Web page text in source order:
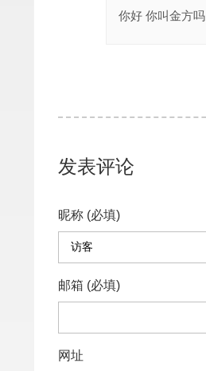
你好 你叫金方吗
发表评论
昵称 (必填)
邮箱 (必填)
网址